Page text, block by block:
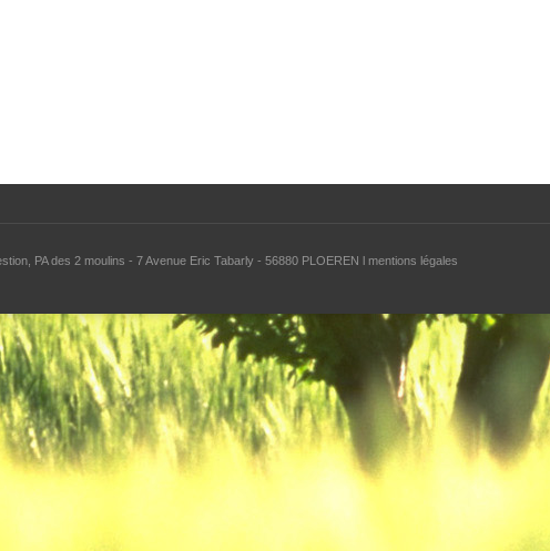
PA des 2 moulins - 7 Avenue Eric Tabarly - 56880 PLOEREN mentions légales